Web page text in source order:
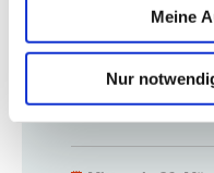
Meine
Nur
Die
Nordrhein für
Hier finden Sie